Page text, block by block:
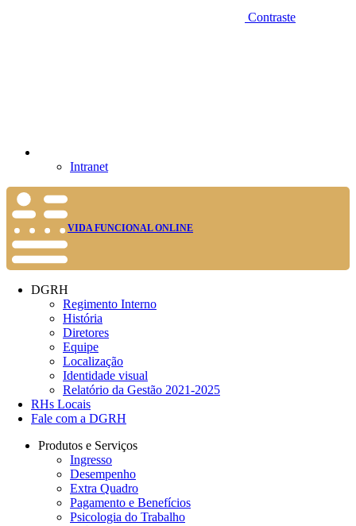
Contraste
Intranet
VIDA FUNCIONAL ONLINE
DGRH
Regimento Interno
História
Diretores
Equipe
Localização
Identidade visual
Relatório da Gestão 2021-2025
RHs Locais
Fale com a DGRH
Produtos e Serviços
Ingresso
Desempenho
Extra Quadro
Pagamento e Benefícios
Psicologia do Trabalho